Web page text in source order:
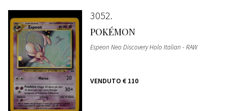
3052
POKÉMON
Espeon Neo Discovery Holo Italian - RAW
VENDUTO € 110